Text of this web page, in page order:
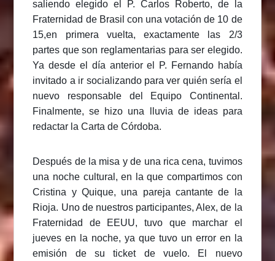
saliendo elegido el P. Carlos Roberto, de la
Fraternidad de Brasil con una votación de 10 de
15,en primera vuelta, exactamente las 2/3
partes que son reglamentarias para ser elegido.
Ya desde el día anterior el P. Fernando había
invitado a ir socializando para ver quién sería el
nuevo responsable del Equipo Continental.
Finalmente, se hizo una lluvia de ideas para
redactar la Carta de Córdoba.
Después de la misa y de una rica cena, tuvimos
una noche cultural, en la que compartimos con
Cristina y Quique, una pareja cantante de la
Rioja. Uno de nuestros participantes, Alex, de la
Fraternidad de EEUU, tuvo que marchar el
jueves en la noche, ya que tuvo un error en la
emisión de su ticket de vuelo. El nuevo